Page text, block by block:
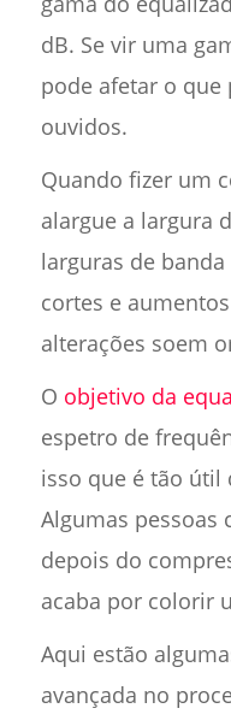
dB. Se vir uma
pode afetar o que
ouvidos.
Quando fizer um
alargue a largura
larguras de
cortes e
alterações soem
O objetivo da
espetro de
isso que é tão útil
Algumas pessoas
depois do
acaba por colorir
Aqui estão
avançada no